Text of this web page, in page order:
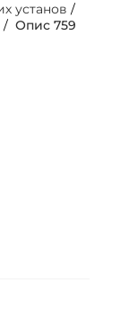
установ /
/ Опис 759